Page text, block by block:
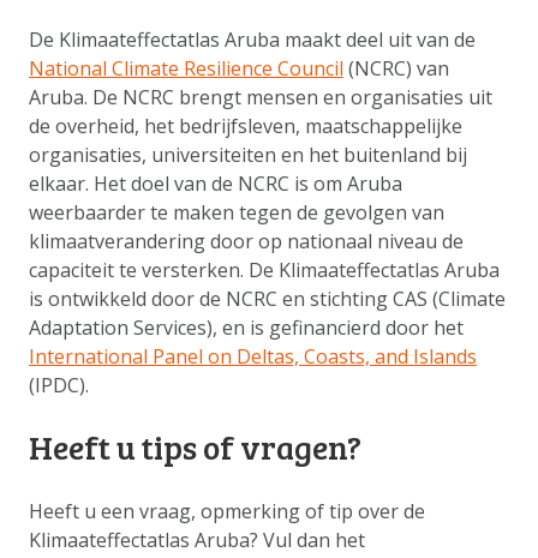
De Klimaateffectatlas Aruba maakt deel uit van de
National Climate Resilience Council (NCRC) van
Aruba. De NCRC brengt mensen en organisaties uit
de overheid, het bedrijfsleven, maatschappelijke
organisaties, universiteiten en het buitenland bij
elkaar. Het doel van de NCRC is om Aruba
weerbaarder te maken tegen de gevolgen van
klimaatverandering door op nationaal niveau de
capaciteit te versterken. De Klimaateffectatlas Aruba
is ontwikkeld door de NCRC en stichting CAS (Climate
Adaptation Services), en is gefinancierd door het
International Panel on Deltas, Coasts, and Islands
(IPDC).
Heeft u tips of vragen?
Heeft u een vraag, opmerking of tip over de
Klimaateffectatlas Aruba? Vul dan het